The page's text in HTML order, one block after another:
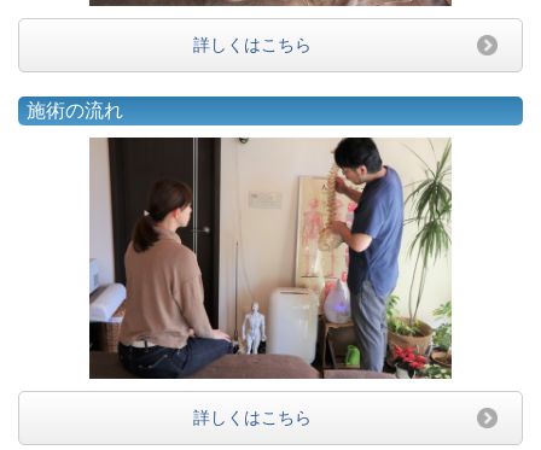
詳しくはこちら
施術の流れ
詳しくはこちら